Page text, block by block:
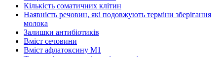
Кількість соматичних клітин
Наявність речовин, які подовжують терміни зберігання
молока
Залишки антибіотиків
Вміст сечовини
Вміст афлатоксину М1